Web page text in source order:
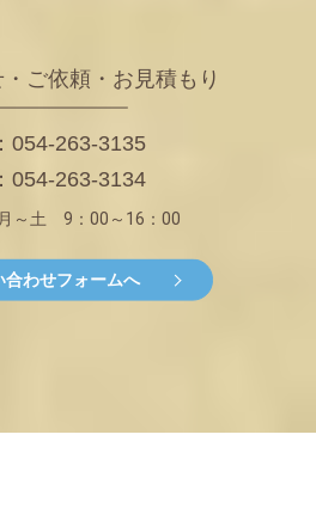
ご依頼・お見積もり
054-263-3135
054-263-3134
～土 9：00～16：00
合わせフォームへ